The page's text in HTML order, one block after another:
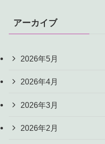
アーカイブ
2026年5月
2026年4月
2026年3月
2026年2月